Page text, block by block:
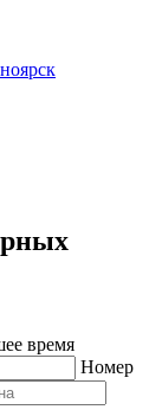
время
Номер